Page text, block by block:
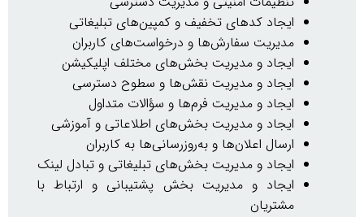
ایجاد کدهای تخفیف و کمپین‌های تبلیغاتی
مدیریت سفارش‌ها و درخواست‌های کاربران
ایجاد و مدیریت بخش‌های مختلف اپلیکیشن
ایجاد و مدیریت نقش‌ها و سطوح دسترسی
ایجاد و مدیریت فرم‌ها و سؤالات متداول
ایجاد و مدیریت بخش‌های اطلاعاتی و آموزشی
ارسال اعلان‌ها و به‌روزرسانی‌ها به کاربران
ایجاد و مدیریت بخش‌های تبلیغاتی و تبادل لینک
ایجاد و مدیریت بخش پشتیبانی و ارتباط با
مشتریان